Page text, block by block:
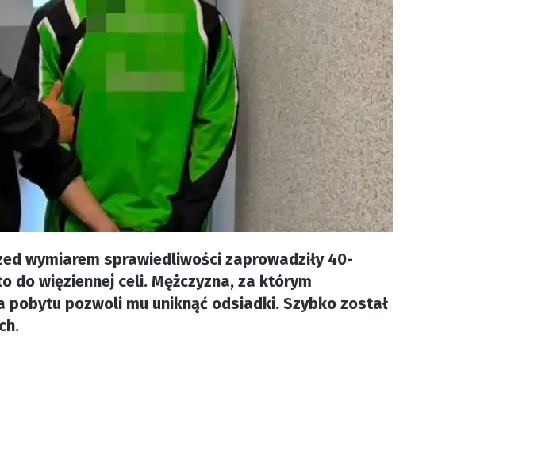
wymiarem sprawiedliwości zaprowadziły 40-
więziennej celi. Mężczyzna, za którym
pozwoli mu uniknąć odsiadki. Szybko został